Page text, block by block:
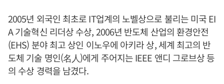
2005년 외국인 최초로 IT업계의 노벨상으로 불리는 미국 EI
A 기술혁신 리더상 수상, 2006년 반도체 산업의 환경안전
(EHS) 분야 최고 상인 이노우에 아키라 상, 세계 최고의 반
도체 기술 명인(名人)에게 주어지는 IEEE 앤디 그로브상 등
의 수상 경력을 남겼다.